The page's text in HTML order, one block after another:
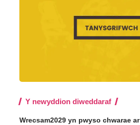
Y newyddion diweddaraf
Wrecsam2029 yn pwyso chwarae ar